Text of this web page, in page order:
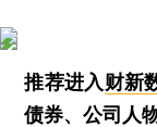
推荐进入财新
债券、公司人